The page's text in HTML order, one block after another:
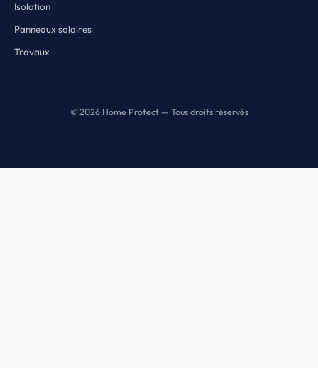
Isolation
Panneaux solaires
Travaux
© 2026 Home Protect — Tous droits réservés